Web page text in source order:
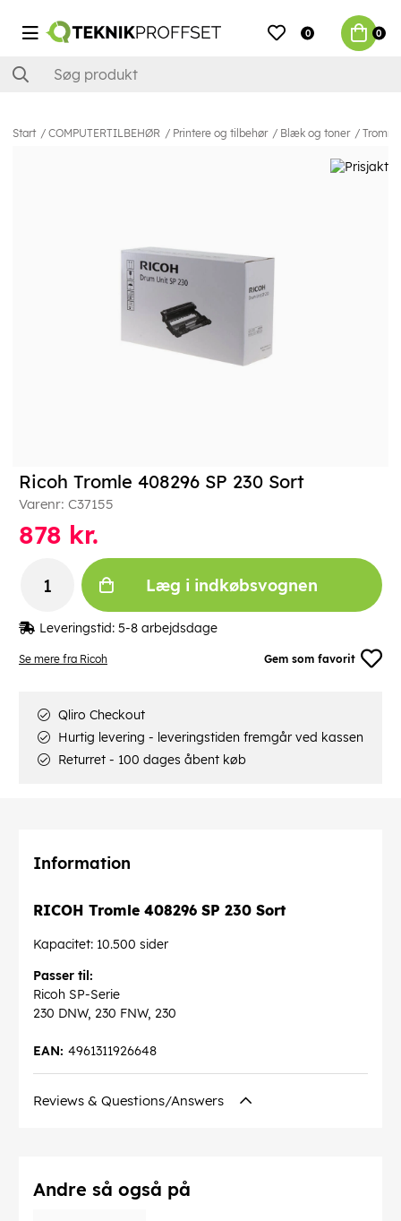
0 0
Start COMPUTERTILBEHØR Printere og tilbehør Blæk og toner
Se mere fra Ricoh Gem som favorit
Ricoh Tromle 408296 SP 230 Sort
Varenr: C37155
878 kr.
Læg i indkøbsvognen
Leveringstid: 5-8 arbejdsdage
Qliro Checkout
Hurtig levering - leveringstiden fremgår ved kassen
Returret - 100 dages åbent køb
Information
RICOH Tromle 408296 SP 230 Sort
Kapacitet: 10.500 sider
Passer til:
Ricoh SP-Serie
230 DNW, 230 FNW, 230
4961311926648
EAN:
Reviews & Questions/Answers
Andre så også på